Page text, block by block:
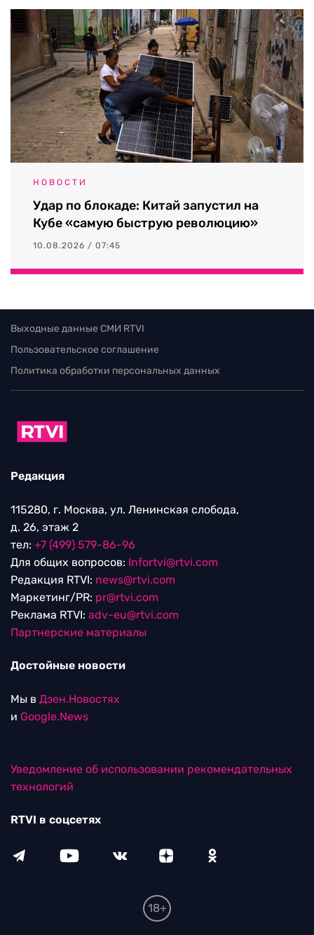
НОВОСТИ
Удар по блокаде: Китай запустил на
Кубе «самую быструю революцию»
10.08.2026 / 07:45
Выходные данные СМИ RTVI
Пользовательское соглашение
Политика обработки персональных данных
Редакция
115280, г. Москва, ул. Ленинская слобода,
д. 26, этаж 2
тел: +7 (499) 579-86-96
Для общих вопросов: Infortvi@rtvi.com
Редакция RTVI: news@rtvi.com
Маркетинг/PR: pr@rtvi.com
Реклама RTVI: adv-eu@rtvi.com
Партнерские материалы
Достойные новости
Мы в Дзен.Новостях
и Google.News
Уведомление об использовании рекомендательных
технологий
RTVI в соцсетях
18+